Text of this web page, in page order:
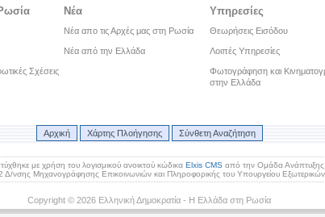
Σχέσεις
Νέα
Νέα απο τις Αρχές μας στη Ρωσία
Νέα από την Ελλάδα
Υπηρεσίες
Θεωρήσεις Εισόδου
Λοιπές Υπηρεσίες
Φωτογράφηση και
στην Ελλάδα
Αρχική Χάρτης Πλοήγησης Σύνθετη Αναζήτηση
με χρήση του λογισμικού ανοικτού κώδικα Elxis CMS από την Ομάδα Ανάπτυξης
Δ/νσης Μηχανογράφησης Επικοινωνιών και Πληροφορικής του Υπουργείου Εξωτερικών
Copyright © 2026 Ελληνική Δημοκρατία - Η Ελλάδα στη Ρωσία